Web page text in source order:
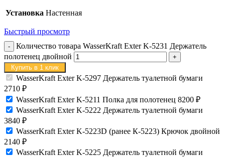
Установка Настенная
Быстрый просмотр
Количество товара WasserKraft Exter K-5231 Держатель
полотенец двойной
Купить в 1 клик
WasserKraft Exter K-5297 Держатель туалетной бумаги
2710 ₽
WasserKraft Exter K-5211 Полка для полотенец 8200 ₽
WasserKraft Exter K-5222 Держатель туалетной бумаги
3840 ₽
WasserKraft Exter K-5223D (ранее К-5223) Крючок двойной
2140 ₽
WasserKraft Exter K-5225 Держатель туалетной бумаги